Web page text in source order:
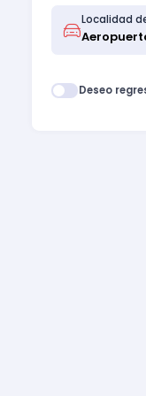
Localidad
Deseo